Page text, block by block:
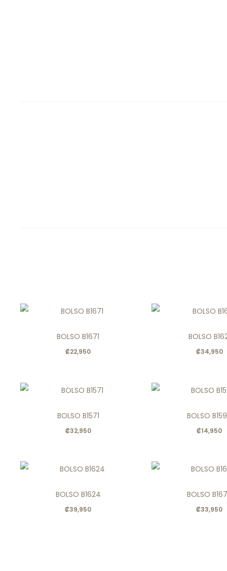
BOLSO B1671
₡22,950
BOLSO
₡34,950
BOLSO B1571
₡32,950
BOLSO
₡14,950
BOLSO B1624
₡39,950
BOLSO
₡33,950